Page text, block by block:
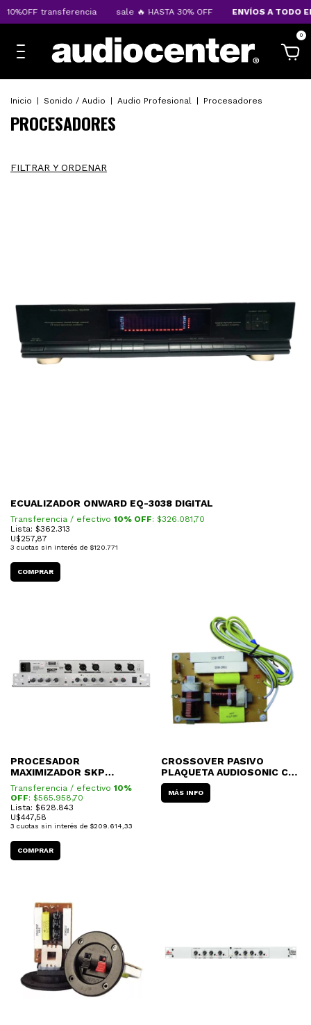
sale 🔥 HASTA 30% OFF ENVÍOS A TODO EL PAÍS
0
Inicio Sonido / Audio Audio Profesional Procesadores
PROCESADORES
FILTRAR Y ORDENAR
ECUALIZADOR ONWARD EQ-3038 DIGITAL
Transferencia / efectivo 10% OFF: $326.081,70
Lista: $362.313
U$257,87
3 cuotas sin interés de $120.771
PROCESADOR
MAXIMIZADOR SKP
EXCITTER II
Transferencia / efectivo 10%
OFF: $565.958,70
Lista: $628.843
U$447,58
3 cuotas sin interés de $209.614,33
CROSSOVER PASIVO
PLAQUETA AUDIOSONIC CR-
25 300W
MÁS INFO